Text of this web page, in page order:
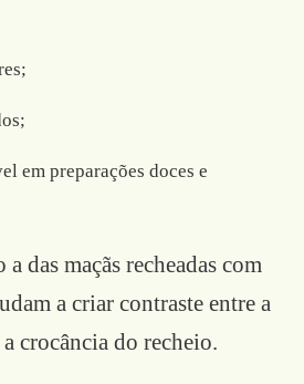
em preparações doces e
das maçãs recheadas com
a criar contraste entre a
crocância do recheio.